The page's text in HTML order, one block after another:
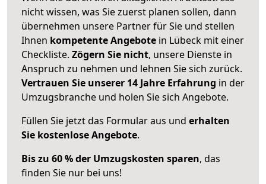
nicht wissen, was Sie zuerst planen sollen, dann
übernehmen unsere Partner für Sie und stellen
Ihnen kompetente Angebote in Lübeck mit einer
Checkliste. Zögern Sie nicht, unsere Dienste in
Anspruch zu nehmen und lehnen Sie sich zurück.
Vertrauen Sie unserer 14 Jahre Erfahrung in der
Umzugsbranche und holen Sie sich Angebote.
Füllen Sie jetzt das Formular aus und erhalten
Sie kostenlose Angebote.
Bis zu 60 % der Umzugskosten sparen, das
finden Sie nur bei uns!